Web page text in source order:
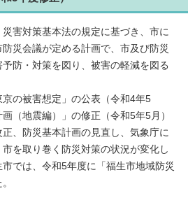
害対策基本法の規定に基づき、市に
災会議が定める計画で、市及び防災
防・対策を図り、被害の軽減を図る
京の被害想定」の公表（令和4年5
（地震編）」の修正（令和5年5月）
、防災基本計画の見直し、気象庁に
を取り巻く防災対策の状況が変化し
では、令和5年度に「福生市地域防災